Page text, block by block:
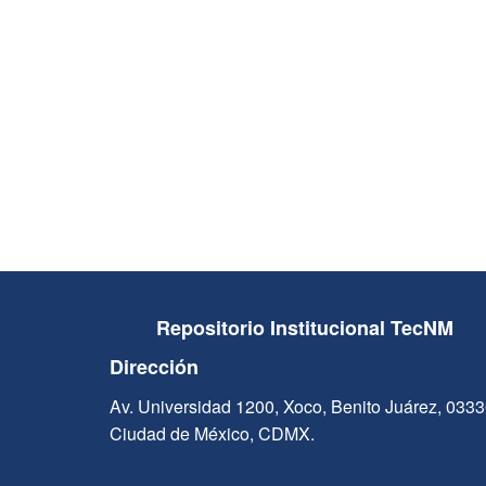
Repositorio Institucional TecNM
Dirección
Av. Universidad 1200, Xoco, Benito Juárez,
Ciudad de México, CDMX.